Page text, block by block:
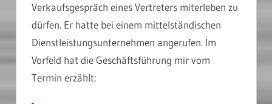
Verkaufsgespräch eines Vertreters miterleben zu
dürfen. Er hatte bei einem mittelständischen
Dienstleistungsunternehmen angerufen. Im
Vorfeld hat die Geschäftsführung mir vom
Termin erzählt: